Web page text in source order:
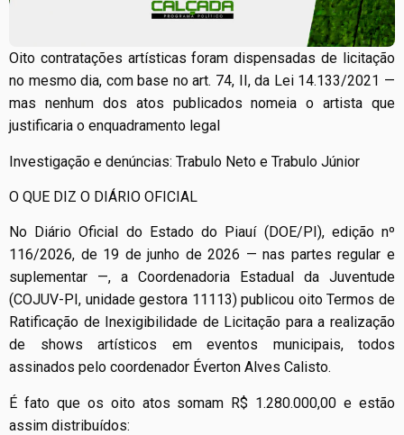
Oito contratações artísticas foram dispensadas de licitação
no mesmo dia, com base no art. 74, II, da Lei 14.133/2021 —
mas nenhum dos atos publicados nomeia o artista que
justificaria o enquadramento legal
Investigação e denúncias: Trabulo Neto e Trabulo Júnior
O QUE DIZ O DIÁRIO OFICIAL
No Diário Oficial do Estado do Piauí (DOE/PI), edição nº
116/2026, de 19 de junho de 2026 — nas partes regular e
suplementar —, a Coordenadoria Estadual da Juventude
(COJUV-PI, unidade gestora 11113) publicou oito Termos de
Ratificação de Inexigibilidade de Licitação para a realização
de shows artísticos em eventos municipais, todos
assinados pelo coordenador Éverton Alves Calisto.
É fato que os oito atos somam R$ 1.280.000,00 e estão
assim distribuídos: